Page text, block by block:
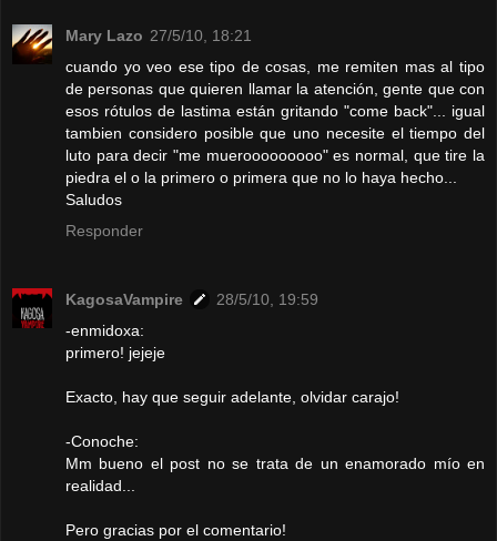
Mary Lazo 27/5/10, 18:21
cuando yo veo ese tipo de cosas, me remiten mas al tipo
de personas que quieren llamar la atención, gente que con
esos rótulos de lastima están gritando "come back"... igual
tambien considero posible que uno necesite el tiempo del
luto para decir "me muerooooooooo" es normal, que tire la
piedra el o la primero o primera que no lo haya hecho...
Saludos
Responder
KagosaVampire
28/5/10, 19:59
-enmidoxa:
primero! jejeje
Exacto, hay que seguir adelante, olvidar carajo!
-Conoche:
Mm bueno el post no se trata de un enamorado mío en
realidad...
Pero gracias por el comentario!